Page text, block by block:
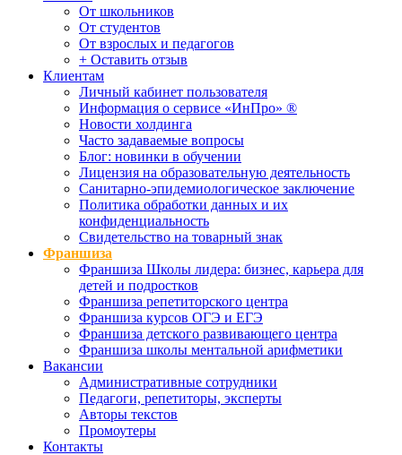
От школьников
От студентов
От взрослых и педагогов
+ Оставить отзыв
Клиентам
Личный кабинет пользователя
Информация о сервисе «ИнПро» ®
Новости холдинга
Часто задаваемые вопросы
Блог: новинки в обучении
Лицензия на образовательную деятельность
Санитарно-эпидемиологическое заключение
Политика обработки данных и их
конфиденциальность
Свидетельство на товарный знак
Франшиза
Франшиза Школы лидера: бизнес, карьера для
детей и подростков
Франшиза репетиторского центра
Франшиза курсов ОГЭ и ЕГЭ
Франшиза детского развивающего центра
Франшиза школы ментальной арифметики
Вакансии
Административные сотрудники
Педагоги, репетиторы, эксперты
Авторы текстов
Промоутеры
Контакты